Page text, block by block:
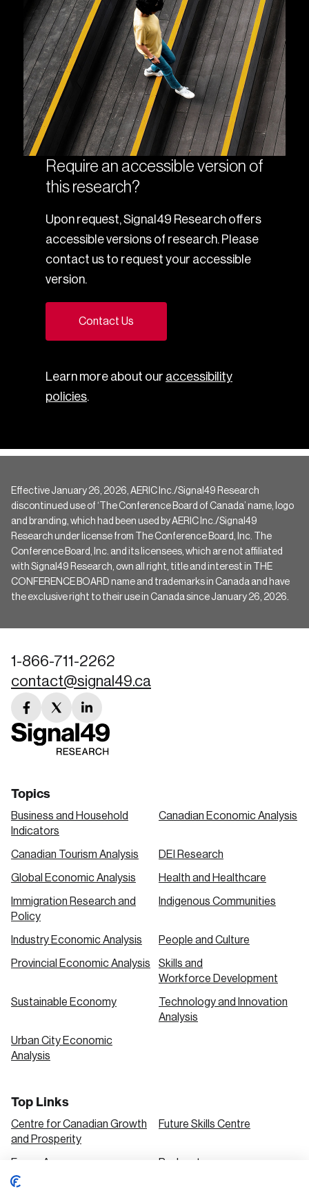
Require an accessible version of
this research?
Upon request, Signal49 Research offers
accessible versions of research. Please
contact us to request your accessible
version.
Contact Us
Learn more about our accessibility
policies.
Effective January 26, 2026, AERIC Inc./Signal49 Research
discontinued use of ‘The Conference Board of Canada’ name, logo
and branding, which had been used by AERIC Inc./Signal49
Research under license from The Conference Board, Inc. The
Conference Board, Inc. and its licensees, which are not affiliated
with Signal49 Research, own all right, title and interest in THE
CONFERENCE BOARD name and trademarks in Canada and have
the exclusive right to their use in Canada since January 26, 2026.
1-866-711-2262
contact@signal49.ca
facebook
link
twitter
link
linkedin
link
Topics
Business and Household
Indicators
Canadian Economic Analysis
Canadian Tourism Analysis DEI Research
Global Economic Analysis Health and Healthcare
Immigration Research and
Policy
Indigenous Communities
Industry Economic Analysis People and Culture
Provincial Economic Analysis
Skills and
Workforce Development
Sustainable Economy
Technology and Innovation
Analysis
Urban City Economic
Analysis
Top Links
Centre for Canadian Growth
and Prosperity
Future Skills Centre
Focus Areas Podcasts
Our Research